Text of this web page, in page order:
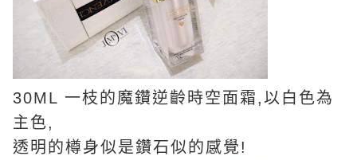
30ML 一枝的魔鑽逆齡時空面霜,以白色為
主色,
透明的樽身似是鑽石似的感覺!